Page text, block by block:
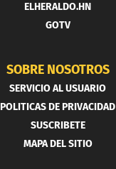
ELHERALDO.HN
GOTV
SOBRE NOSOTROS
SERVICIO AL USUARIO
POLITICAS DE PRIVACIDAD
SUSCRIBETE
MAPA DEL SITIO